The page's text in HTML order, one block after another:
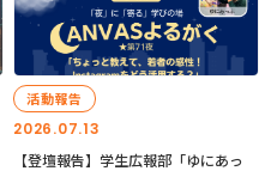
2026.07.13
活動報告
【登壇報告】学生広報部「ゆにあっ